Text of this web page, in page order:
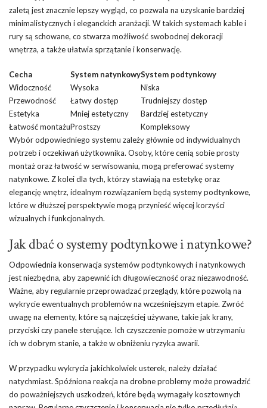
zaletą jest znacznie lepszy wygląd, co pozwala na uzyskanie bardziej
minimalistycznych i eleganckich aranżacji. W takich systemach kable i
rury są schowane, co stwarza możliwość swobodnej dekoracji
wnętrza, a także ułatwia sprzątanie i konserwację.
Cecha System natynkowySystem podtynkowy
Widoczność
Wysoka
Niska
Przewodność
Łatwy dostęp
Trudniejszy dostęp
Estetyka
Mniej estetyczny
Bardziej estetyczny
Łatwość montażuProstszy
Kompleksowy
Wybór odpowiedniego systemu zależy głównie od indywidualnych
potrzeb i oczekiwań użytkownika. Osoby, które cenią sobie prosty
montaż oraz łatwość w serwisowaniu, mogą preferować systemy
natynkowe. Z kolei dla tych, którzy stawiają na estetykę oraz
elegancję wnętrz, idealnym rozwiązaniem będą systemy podtynkowe,
które w dłuższej perspektywie mogą przynieść więcej korzyści
wizualnych i funkcjonalnych.
Jak dbać o systemy podtynkowe i natynkowe?
Odpowiednia konserwacja systemów podtynkowych i natynkowych
jest niezbędna, aby zapewnić ich długowieczność oraz niezawodność.
Ważne, aby regularnie przeprowadzać przeglądy, które pozwolą na
wykrycie ewentualnych problemów na wcześniejszym etapie. Zwróć
uwagę na elementy, które są najczęściej używane, takie jak krany,
przyciski czy panele sterujące. Ich czyszczenie pomoże w utrzymaniu
ich w dobrym stanie, a także w obniżeniu ryzyka awarii.
W przypadku wykrycia jakichkolwiek usterek, należy działać
natychmiast. Spóźniona reakcja na drobne problemy może prowadzić
do poważniejszych uszkodzeń, które będą wymagały kosztownych